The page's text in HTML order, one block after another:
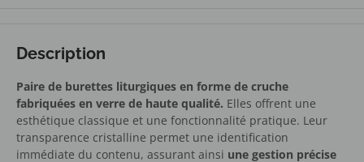
Description
Paire de burettes liturgiques en forme de cruche
fabriquées en verre de haute qualité. Elles offrent une
esthétique classique et une fonctionnalité pratique. Leur
transparence cristalline permet une identification
immédiate du contenu, assurant ainsi une gestion précise